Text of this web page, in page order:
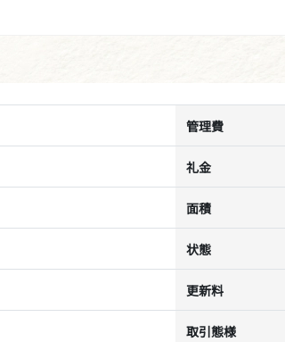
管理費
礼金
面積
状態
更新料
取引態様